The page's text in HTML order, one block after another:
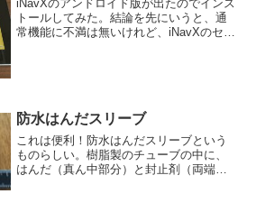
iNavXのアンドロイド版が出たのでインス
トールしてみた。結論を先にいうと、通
常機能に不満は無いけれど、iNavXのセー
防水はんだスリーブ
これは便利！防水はんだスリーブという
ものらしい。樹脂製のチューブの中に、
はんだ（真ん中部分）と封止剤（両端の